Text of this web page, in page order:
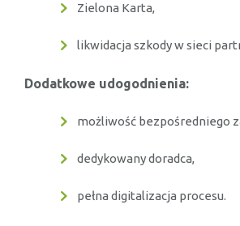
Zielona Karta,
likwidacja szkody w sieci
Dodatkowe udogodnienia:
możliwość bezpośredniego
dedykowany doradca,
pełna digitalizacja procesu.